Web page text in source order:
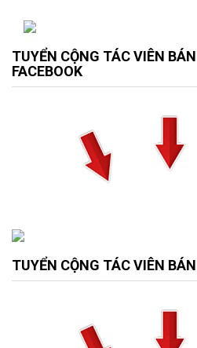
TUYỂN CỘNG TÁC VIÊN
FACEBOOK
TUYỂN CỘNG TÁC VIÊN